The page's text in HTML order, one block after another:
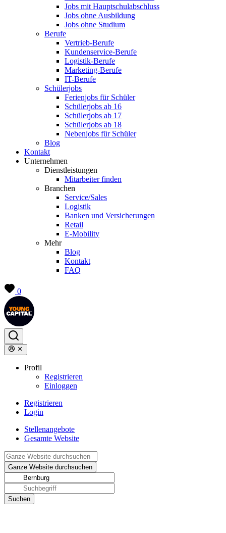
Jobs mit Hauptschulabschluss
Jobs ohne Ausbildung
Jobs ohne Studium
Berufe
Vertrieb-Berufe
Kundenservice-Berufe
Logistik-Berufe
Marketing-Berufe
IT-Berufe
Schülerjobs
Ferienjobs für Schüler
Schülerjobs ab 16
Schülerjobs ab 17
Schülerjobs ab 18
Nebenjobs für Schüler
Blog
Kontakt
Unternehmen
Dienstleistungen
Mitarbeiter finden
Branchen
Service/Sales
Logistik
Banken und Versicherungen
Retail
E-Mobility
Mehr
Blog
Kontakt
FAQ
0
Profil
Registrieren
Einloggen
Registrieren
Login
Stellenangebote
Gesamte Website